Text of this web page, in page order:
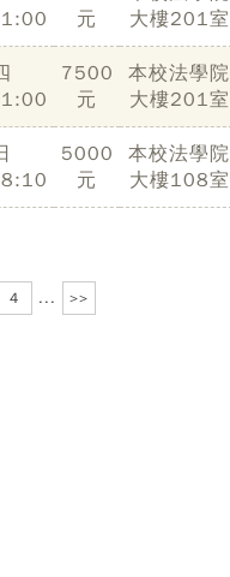
元
大樓201室
7500
元
本校法學院
大樓201室
5000
元
本校法學院
大樓108室
4 ... >>